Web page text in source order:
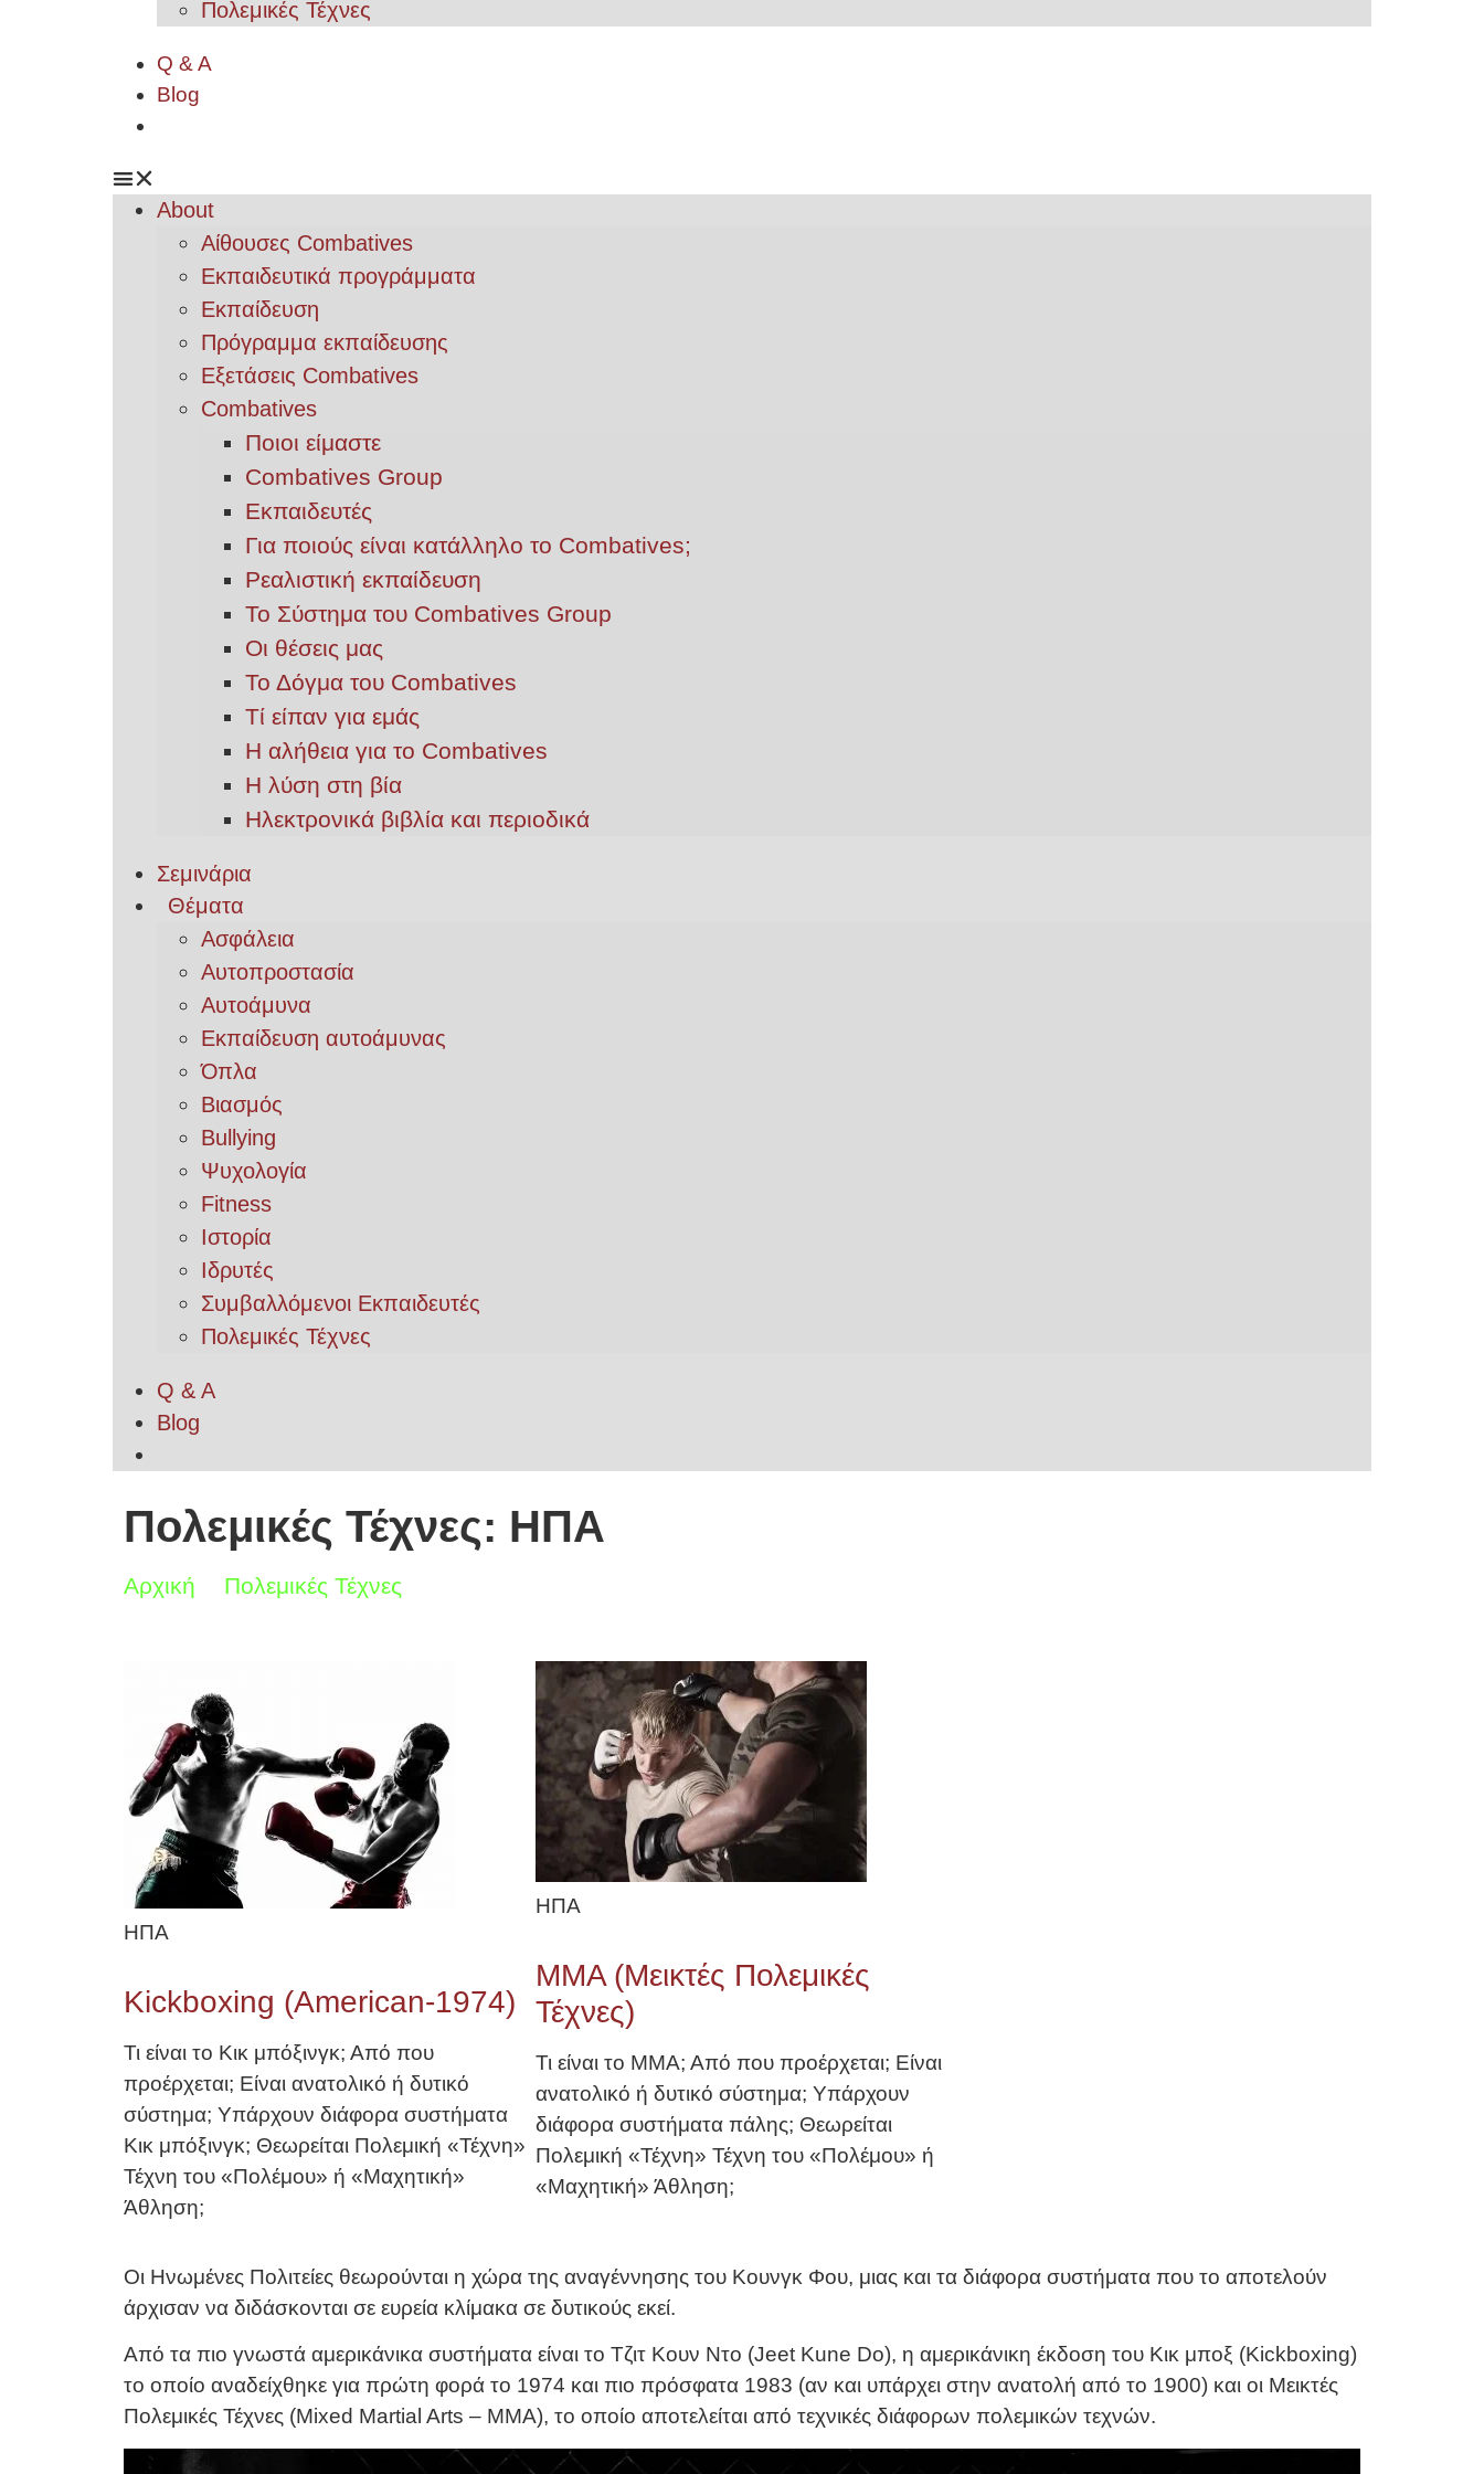
Πολεμικές Τέχνες
Q & A
Blog
About
Αίθουσες Combatives
Εκπαιδευτικά προγράμματα
Εκπαίδευση
Πρόγραμμα εκπαίδευσης
Εξετάσεις Combatives
Combatives
Ποιοι είμαστε
Combatives Group
Εκπαιδευτές
Για ποιούς είναι κατάλληλο το Combatives;
Ρεαλιστική εκπαίδευση
Το Σύστημα του Combatives Group
Οι θέσεις μας
Το Δόγμα του Combatives
Τί είπαν για εμάς
Η αλήθεια για το Combatives
Η λύση στη βία
Ηλεκτρονικά βιβλία και περιοδικά
Σεμινάρια
Θέματα
Ασφάλεια
Αυτοπροστασία
Αυτοάμυνα
Εκπαίδευση αυτοάμυνας
Όπλα
Βιασμός
Bullying
Ψυχολογία
Fitness
Ιστορία
Ιδρυτές
Συμβαλλόμενοι Εκπαιδευτές
Πολεμικές Τέχνες
Q & A
Blog
Πολεμικές Τέχνες: ΗΠΑ
Αρχική Πολεμικές Τέχνες
ΗΠΑ
Kickboxing (American-1974)
Τι είναι το Κικ μπόξινγκ; Από που
προέρχεται; Είναι ανατολικό ή δυτικό
σύστημα; Υπάρχουν διάφορα συστήματα
Κικ μπόξινγκ; Θεωρείται Πολεμική «Τέχνη»
Τέχνη του «Πολέμου» ή «Μαχητική»
Άθληση;
ΗΠΑ
MMA (Μεικτές Πολεμικές
Τέχνες)
Τι είναι το ΜΜΑ; Από που προέρχεται; Είναι
ανατολικό ή δυτικό σύστημα; Υπάρχουν
διάφορα συστήματα πάλης; Θεωρείται
Πολεμική «Τέχνη» Τέχνη του «Πολέμου» ή
«Μαχητική» Άθληση;
Οι Ηνωμένες Πολιτείες θεωρούνται η χώρα της αναγέννησης του Κουνγκ Φου, μιας και τα διάφορα συστήματα που το αποτελούν
άρχισαν να διδάσκονται σε ευρεία κλίμακα σε δυτικούς εκεί.
Από τα πιο γνωστά αμερικάνικα συστήματα είναι το Τζιτ Κουν Ντο (Jeet Kune Do), η αμερικάνικη έκδοση του Κικ μποξ (Kickboxing)
το οποίο αναδείχθηκε για πρώτη φορά το 1974 και πιο πρόσφατα 1983 (αν και υπάρχει στην ανατολή από το 1900) και οι Μεικτές
Πολεμικές Τέχνες (Mixed Martial Arts – MMA), το οποίο αποτελείται από τεχνικές διάφορων πολεμικών τεχνών.